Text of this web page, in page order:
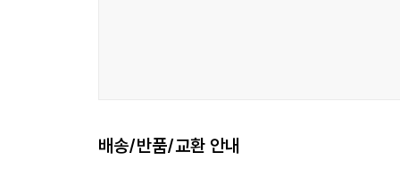
배송/반품/교환 안내